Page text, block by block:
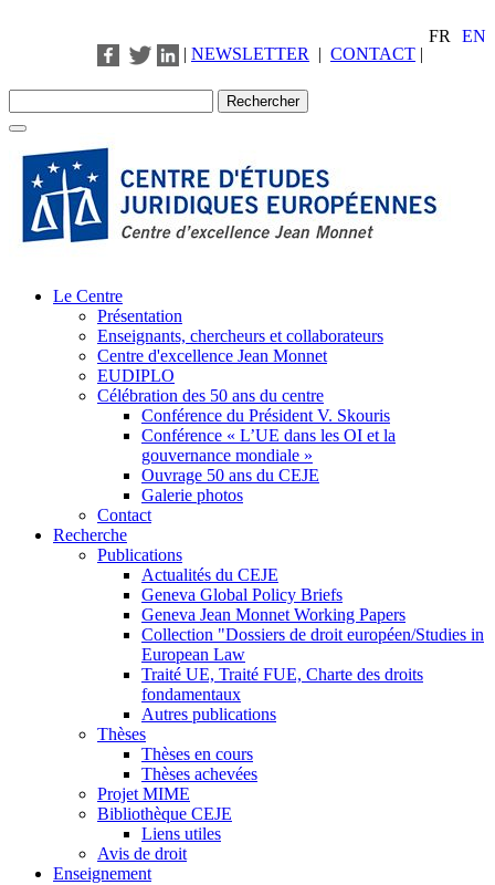
FR
EN
| NEWSLETTER | CONTACT |
Le Centre
Présentation
Enseignants, chercheurs et collaborateurs
Centre d'excellence Jean Monnet
EUDIPLO
Célébration des 50 ans du centre
Conférence du Président V. Skouris
Conférence « L’UE dans les OI et la
gouvernance mondiale »
Ouvrage 50 ans du CEJE
Galerie photos
Contact
Recherche
Publications
Actualités du CEJE
Geneva Global Policy Briefs
Geneva Jean Monnet Working Papers
Collection "Dossiers de droit européen/Studies in
European Law
Traité UE, Traité FUE, Charte des droits
fondamentaux
Autres publications
Thèses
Thèses en cours
Thèses achevées
Projet MIME
Bibliothèque CEJE
Liens utiles
Avis de droit
Enseignement